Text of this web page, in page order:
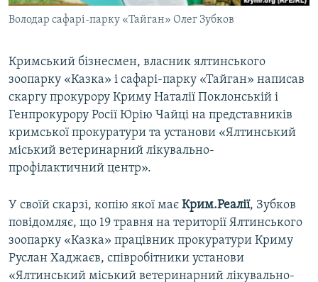
ІНФОГРАФІКА
ДОЛУЧАЙСЯ!
Усі сайти RFE/RL
Володар сафарі-парку «Тайган» Олег Зубков
Кримський бізнесмен, власник ялтинського
зоопарку «Казка» і сафарі-парку «Тайган» написав
скаргу прокурору Криму Наталії Поклонській і
Генпрокурору Росії Юрію Чайці на представників
кримської прокуратури та установи «Ялтинський
міський ветеринарний лікувально-
профілактичний центр».
У своїй скарзі, копію якої має Крим.Реалії, Зубков
повідомляє, що 19 травня на території Ялтинського
зоопарку «Казка» працівник прокуратури Криму
Руслан Хаджаєв, співробітники установи
«Ялтинський міський ветеринарний лікувально-